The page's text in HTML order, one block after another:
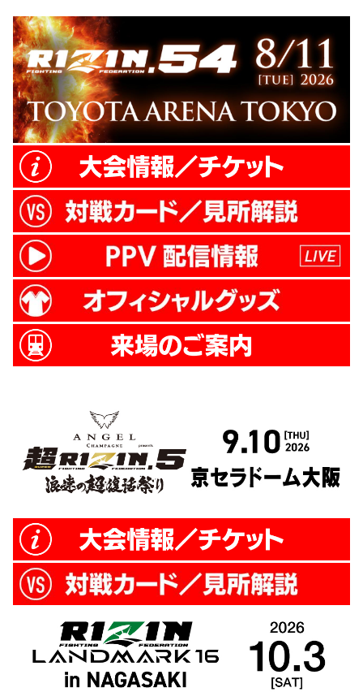
堀口恭司（@kyoji1012）、くるみ
（@KURUMIKAHN1）、佐藤大輔（佐藤映
像代表）、榊原信行
（@nobu_sakakibara） 実況：鈴木芳彦 初
回放...